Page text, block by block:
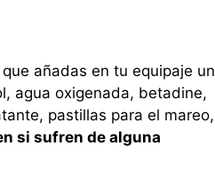
añadas en tu equipaje un
agua oxigenada, betadine,
pastillas para el mareo,
si sufren de alguna